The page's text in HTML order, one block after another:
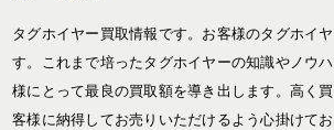
タグホイヤー買取情報です。お客様のタグホイ
す。これまで培ったタグホイヤーの知識やノウ
様にとって最良の買取額を導き出します。高く
客様に納得してお売りいただけるよう心掛けて